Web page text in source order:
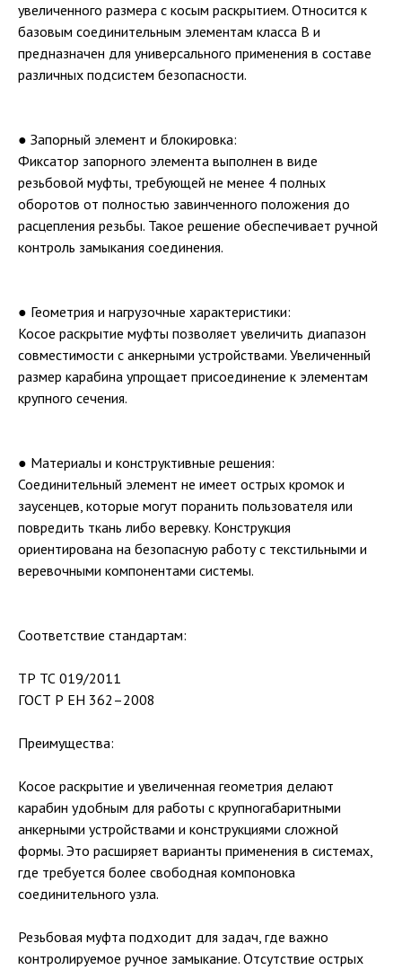
увеличенного размера с косым раскрытием. Относится к
базовым соединительным элементам класса B и
предназначен для универсального применения в составе
различных подсистем безопасности.
● Запорный элемент и блокировка:
Фиксатор запорного элемента выполнен в виде
резьбовой муфты, требующей не менее 4 полных
оборотов от полностью завинченного положения до
расцепления резьбы. Такое решение обеспечивает ручной
контроль замыкания соединения.
● Геометрия и нагрузочные характеристики:
Косое раскрытие муфты позволяет увеличить диапазон
совместимости с анкерными устройствами. Увеличенный
размер карабина упрощает присоединение к элементам
крупного сечения.
● Материалы и конструктивные решения:
Соединительный элемент не имеет острых кромок и
заусенцев, которые могут поранить пользователя или
повредить ткань либо веревку. Конструкция
ориентирована на безопасную работу с текстильными и
веревочными компонентами системы.
Соответствие стандартам:
ТР ТС 019/2011
ГОСТ Р ЕН 362–2008
Преимущества:
Косое раскрытие и увеличенная геометрия делают
карабин удобным для работы с крупногабаритными
анкерными устройствами и конструкциями сложной
формы. Это расширяет варианты применения в системах,
где требуется более свободная компоновка
соединительного узла.
Резьбовая муфта подходит для задач, где важно
контролируемое ручное замыкание. Отсутствие острых